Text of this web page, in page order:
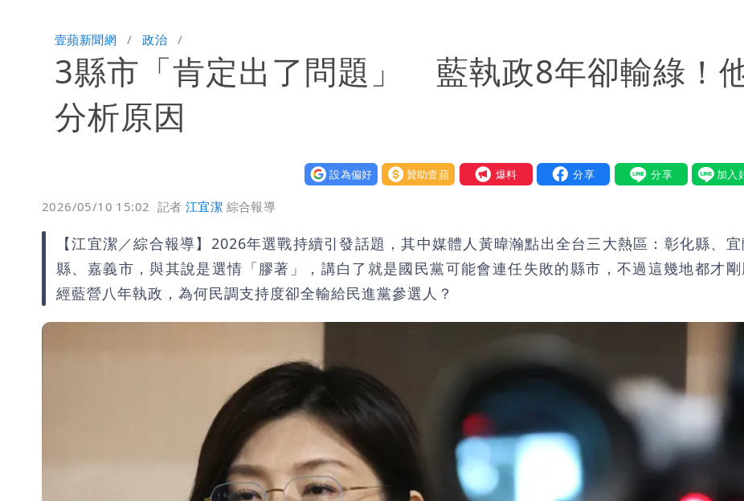
壹蘋新聞網 政治
3縣市「肯定出了問題」 藍執政8年卻輸綠！
分析原因
設為偏好 贊助壹蘋 我要爆料
2026/05/10 15:02 記者江宜潔 綜合報導
【江宜潔／綜合報導】2026年選戰持續引發話題，其中媒體人黃暐瀚點出全台三大熱區：彰化縣、
縣、嘉義市，與其說是選情「膠著」，講白了就是國民黨可能會連任失敗的縣市，不過這幾地都才剛
經藍營八年執政，為何民調支持度卻全輸給民進黨參選人？